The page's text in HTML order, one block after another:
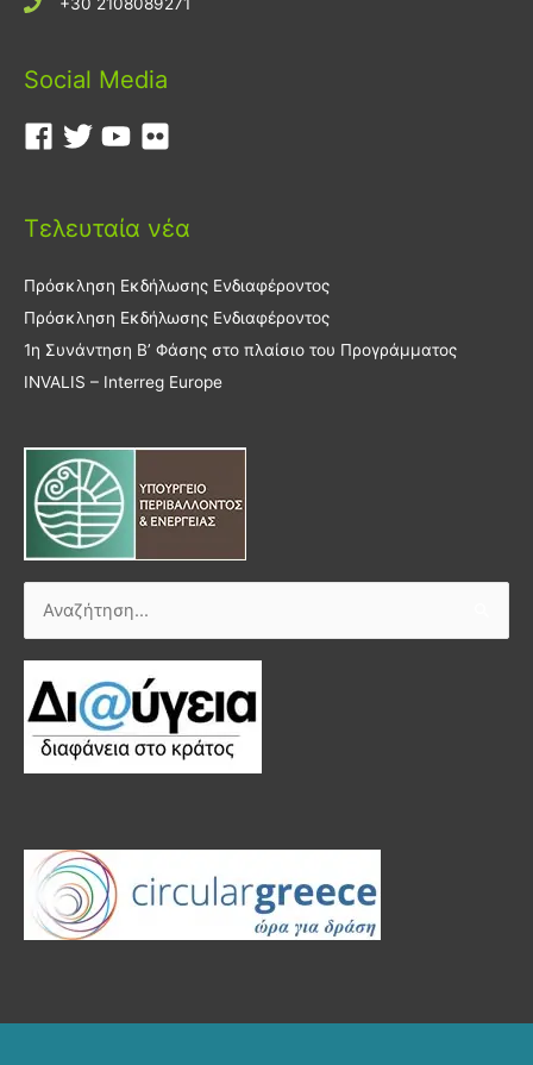
+30 2108089271
Social Media
Τελευταία νέα
Πρόσκληση Εκδήλωσης Ενδιαφέροντος
Πρόσκληση Εκδήλωσης Ενδιαφέροντος
1η Συνάντηση Β’ Φάσης στο πλαίσιο του Προγράμματος
INVALIS – Interreg Europe
Αναζήτηση